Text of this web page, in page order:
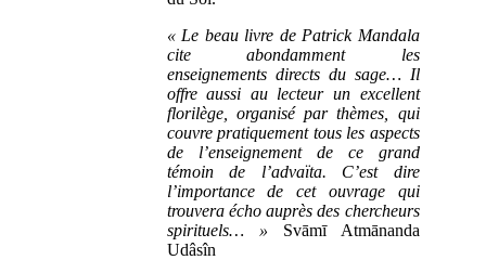
« Le beau livre de Patrick Mandala
cite abondamment les
enseignements directs du sage… Il
offre aussi au lecteur un excellent
florilège, organisé par thèmes, qui
couvre pratiquement tous les aspects
de l’enseignement de ce grand
témoin de l’advaïta. C’est dire
l’importance de cet ouvrage qui
trouvera écho auprès des chercheurs
spirituels… » Svāmī Atmānanda
Udâsîn